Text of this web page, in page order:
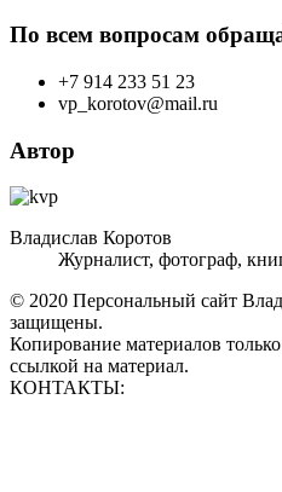
По всем вопросам
+7 914 233 51 23
vp_korotov@mail.ru
Автор
Владислав Коротов
Журналист, фотограф,
© 2020 Персональный сайт
защищены.
Копирование материалов
ссылкой на материал.
КОНТАКТЫ: